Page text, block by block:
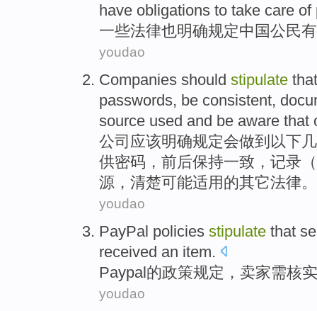
have obligations to take care of
一些法律也明确规定中国公民有
youdao
Companies should stipulate that
passwords, be consistent,
source used and be aware that
公司 应该明确规定会做到以下
供密码，前后保持一致， 记录
源 ， 清楚可能适用的其它法律。
youdao
PayPal policies stipulate that
received an item.
Paypal的政策规定 ， 卖家需核实
youdao